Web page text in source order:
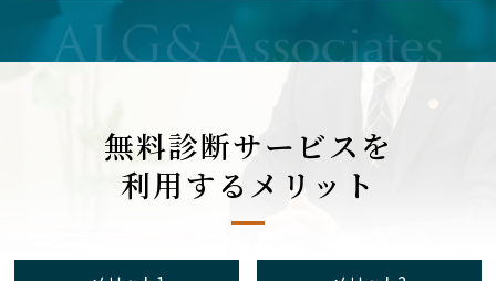
無料診断サービスを
利用するメリット